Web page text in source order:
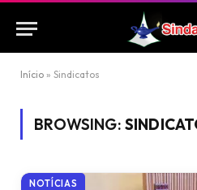
Início » Sindicatos
BROWSING:
NOTÍCIAS